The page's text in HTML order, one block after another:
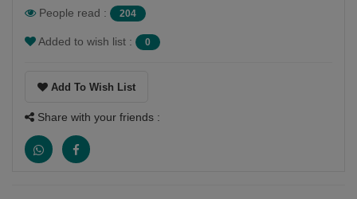
People read : 204
Added to wish list : 0
Add To Wish List
Share with your friends :